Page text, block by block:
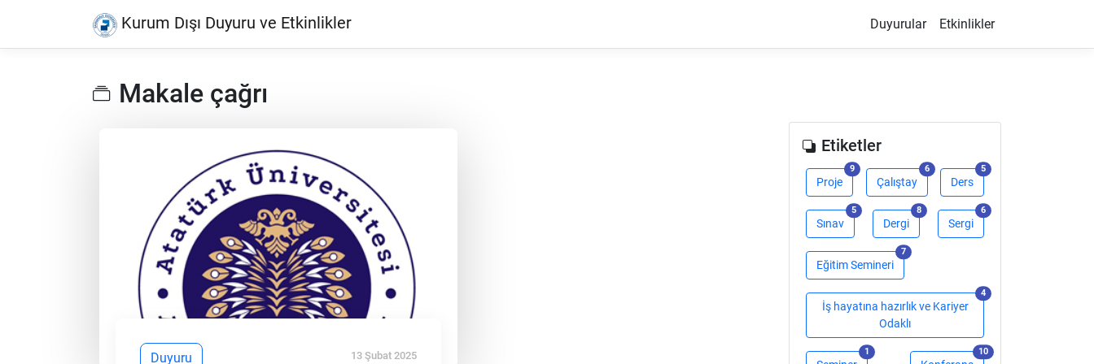
Kurum Dışı Duyuru ve Etkinlikler Duyurular Etkinlikler
Makale çağrı
Duyuru 13 Şubat 2025
Etiketler
Proje
9adet
Çalıştay
6adet
Ders
5adet
Sınav
5adet
Dergi
8adet
Sergi
6adet
Eğitim Semineri
7adet
İş hayatına hazırlık ve Kariyer
Odaklı
4adet
1 adet 10adet